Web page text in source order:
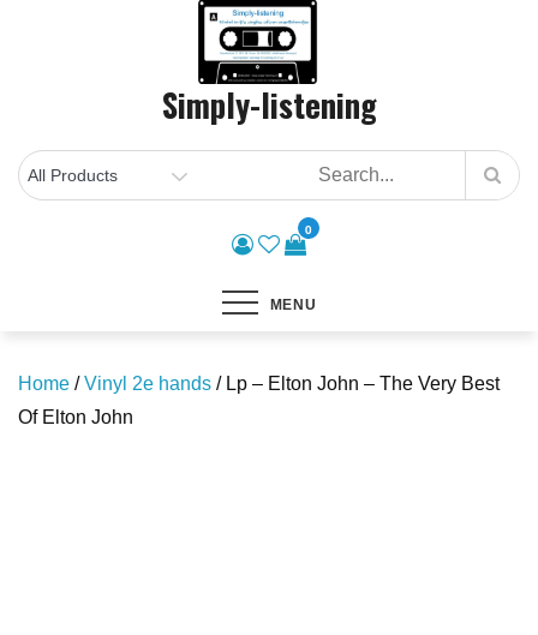
Simply-listening
0
MENU
Home /Vinyl 2e hands / Lp – Elton John – The Very Best
Of Elton John